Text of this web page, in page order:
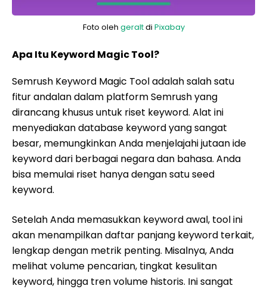
Foto oleh geraltdi Pixabay
Apa Itu Keyword Magic Tool?
Semrush Keyword Magic Tool adalah salah satu
fitur andalan dalam platform Semrush yang
dirancang khusus untuk riset keyword. Alat ini
menyediakan database keyword yang sangat
besar, memungkinkan Anda menjelajahi jutaan ide
keyword dari berbagai negara dan bahasa. Anda
bisa memulai riset hanya dengan satu seed
keyword.
Setelah Anda memasukkan keyword awal, tool ini
akan menampilkan daftar panjang keyword terkait,
lengkap dengan metrik penting. Misalnya, Anda
melihat volume pencarian, tingkat kesulitan
keyword, hingga tren volume historis. Ini sangat